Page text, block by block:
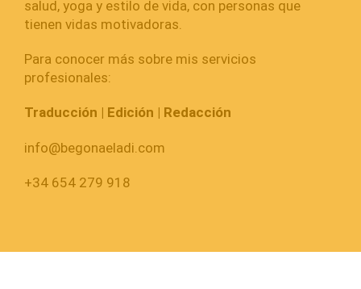
salud, yoga y estilo de vida, con personas que
tienen vidas motivadoras.
Para conocer más sobre mis servicios
profesionales:
Traducción | Edición | Redacción
info@begonaeladi.com
+34 654 279 918